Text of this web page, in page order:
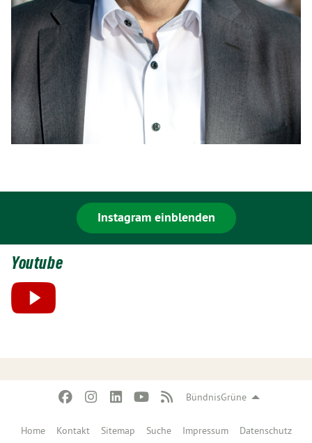
BündnisGrüne
Home Kontakt Sitemap Suche Impressum Datenschutz
Instagram einblenden
Youtube